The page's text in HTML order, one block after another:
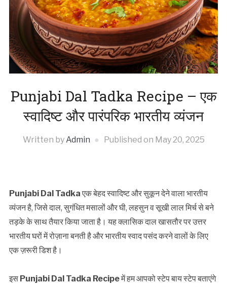
Punjabi Dal Tadka Recipe – एक
स्वादिष्ट और पारंपरिक भारतीय व्यंजन
Written by Admin Published on May 20, 2025
Punjabi Dal Tadkaएक बेहद स्वादिष्ट और सुकून देने वाला भारतीय
व्यंजन है, जिसे दाल, सुगंधित मसालों और घी, लहसुन व सूखी लाल मिर्च से बने
तड़के के साथ तैयार किया जाता है। यह क्लासिक दाल खासतौर पर उत्तर
भारतीय घरों में रोज़ाना बनती है और भारतीय स्वाद पसंद करने वालों के लिए
एक ज़रूरी डिश है।
इस Punjabi Dal Tadka Recipeमें हम आपको स्टेप बाय स्टेप बताएंगे